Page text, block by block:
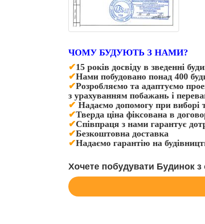
ЧОМУ БУДУЮТЬ З НАМИ?
✔15 років досвіду в зведенні
✔Нами побудовано понад 400
✔Розробляємо та адаптуємо
з урахуванням побажань і
✔ Надаємо допомогу при виборі
✔Тверда ціна фіксована в
✔Співпраця з нами гарантує
✔Безкоштовна доставка
✔Надаємо гарантію на
Хочете побудувати Будинок з